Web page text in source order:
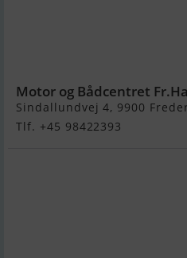
Motor og Bådcentret
Sindallundvej 4, 9900
Tlf. +45 98422393